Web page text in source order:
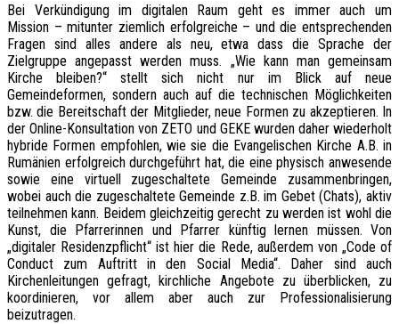
Bei Verkündigung im digitalen Raum geht es immer auch um
Mission – mitunter ziemlich erfolgreiche – und die entsprechenden
Fragen sind alles andere als neu, etwa dass die Sprache der
Zielgruppe angepasst werden muss. „Wie kann man gemeinsam
Kirche bleiben?“ stellt sich nicht nur im Blick auf neue
Gemeindeformen, sondern auch auf die technischen Möglichkeiten
bzw. die Bereitschaft der Mitglieder, neue Formen zu akzeptieren. In
der Online-Konsultation von ZETO und GEKE wurden daher wiederholt
hybride Formen empfohlen, wie sie die Evangelischen Kirche A.B. in
Rumänien erfolgreich durchgeführt hat, die eine physisch anwesende
sowie eine virtuell zugeschaltete Gemeinde zusammenbringen,
wobei auch die zugeschaltete Gemeinde z.B. im Gebet (Chats), aktiv
teilnehmen kann. Beidem gleichzeitig gerecht zu werden ist wohl die
Kunst, die Pfarrerinnen und Pfarrer künftig lernen müssen. Von
„digitaler Residenzpflicht“ ist hier die Rede, außerdem von „Code of
Conduct zum Auftritt in den Social Media“. Daher sind auch
Kirchenleitungen gefragt, kirchliche Angebote zu überblicken, zu
koordinieren, vor allem aber auch zur Professionalisierung
beizutragen.